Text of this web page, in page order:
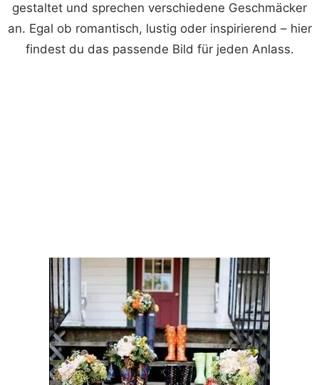
gestaltet und sprechen verschiedene Geschmäcker
an. Egal ob romantisch, lustig oder inspirierend – hier
findest du das passende Bild für jeden Anlass.